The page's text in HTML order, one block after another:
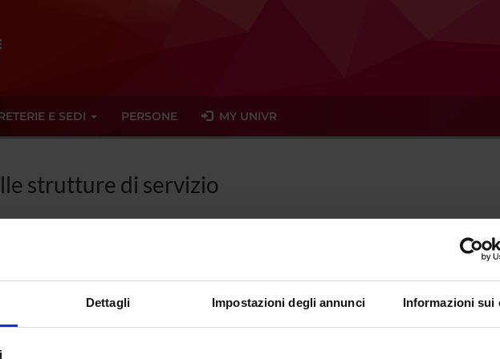
Dettagli Impostazioni degli annunci Informazioni sui
E SEDI PERSONE MY UNIVR
strutture di servizio
già iscritta/o a un corso di studio, puoi consultare tutti gli avvisi relativi al tuo corso di studi nella
portale potrai visualizzare informazioni, risorse e servizi utili che riguardano la tua carriera